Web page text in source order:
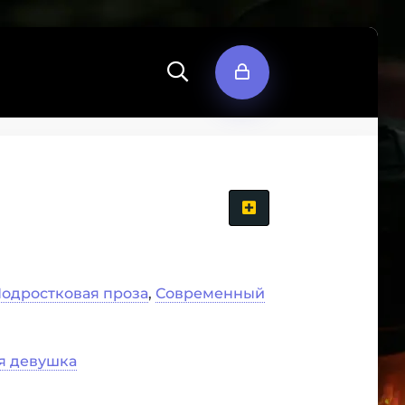
проза, Современный
девушка